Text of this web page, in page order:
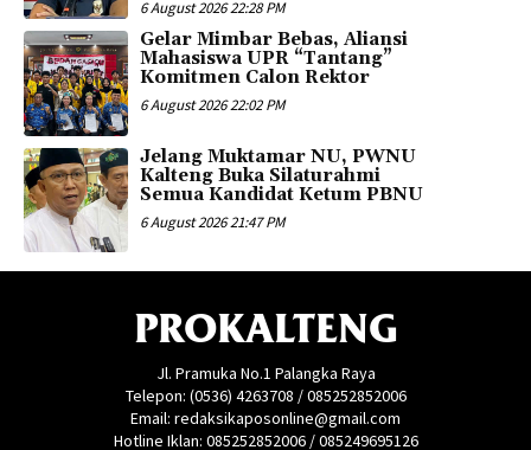
6 August 2026 22:28 PM
Gelar Mimbar Bebas, Aliansi
Mahasiswa UPR “Tantang”
Komitmen Calon Rektor
6 August 2026 22:02 PM
Jelang Muktamar NU, PWNU
Kalteng Buka Silaturahmi
Semua Kandidat Ketum PBNU
6 August 2026 21:47 PM
PROKALTENG
Jl. Pramuka No.1 Palangka Raya
Telepon: (0536) 4263708 / 085252852006
Email: redaksikaposonline@gmail.com
Hotline Iklan: 085252852006 / 085249695126